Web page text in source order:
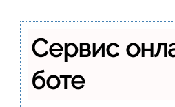
Сервис
боте